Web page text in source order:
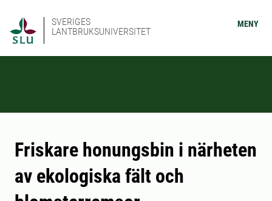
SVERIGES
LANTBRUKSUNIVERSITET
MENY
Friskare honungsbin i närheten
av ekologiska fält och